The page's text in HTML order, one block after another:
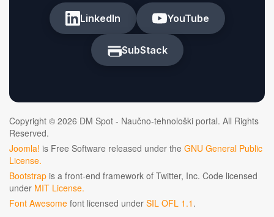
LinkedIn YouTube
SubStack
Copyright © 2026 DM Spot - Naučno-tehnološki portal. All Rights
Reserved.
Joomla! is Free Software released under the GNU General Public
License.
Bootstrap is a front-end framework of Twitter, Inc. Code licensed
under MIT License.
Font Awesome font licensed under SIL OFL 1.1 .